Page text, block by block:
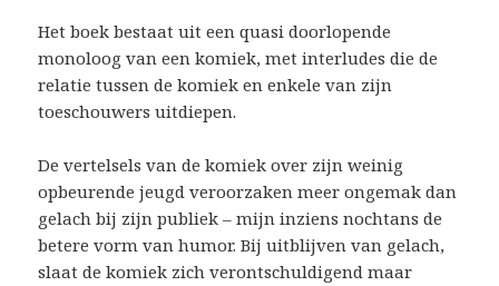
Het boek bestaat uit een quasi doorlopende
monoloog van een komiek, met interludes die de
relatie tussen de komiek en enkele van zijn
toeschouwers uitdiepen.
De vertelsels van de komiek over zijn weinig
opbeurende jeugd veroorzaken meer ongemak dan
gelach bij zijn publiek – mijn inziens nochtans de
betere vorm van humor. Bij uitblijven van gelach,
slaat de komiek zich verontschuldigend maar